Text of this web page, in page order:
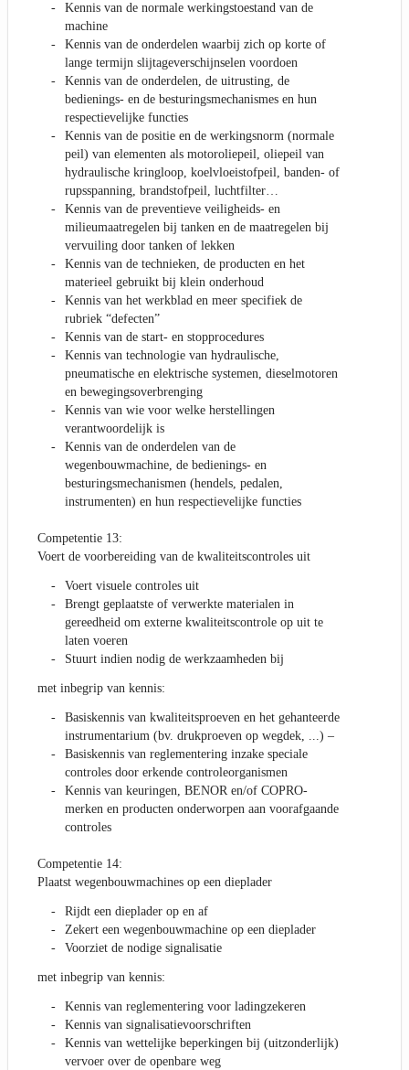
Kennis van de normale werkingstoestand van de
machine
Kennis van de onderdelen waarbij zich op korte of
lange termijn slijtageverschijnselen voordoen
Kennis van de onderdelen, de uitrusting, de
bedienings- en de besturingsmechanismes en hun
respectievelijke functies
Kennis van de positie en de werkingsnorm (normale
peil) van elementen als motoroliepeil, oliepeil van
hydraulische kringloop, koelvloeistofpeil, banden- of
rupsspanning, brandstofpeil, luchtfilter…
Kennis van de preventieve veiligheids- en
milieumaatregelen bij tanken en de maatregelen bij
vervuiling door tanken of lekken
Kennis van de technieken, de producten en het
materieel gebruikt bij klein onderhoud
Kennis van het werkblad en meer specifiek de
rubriek “defecten”
Kennis van de start- en stopprocedures
Kennis van technologie van hydraulische,
pneumatische en elektrische systemen, dieselmotoren
en bewegingsoverbrenging
Kennis van wie voor welke herstellingen
verantwoordelijk is
Kennis van de onderdelen van de
wegenbouwmachine, de bedienings- en
besturingsmechanismen (hendels, pedalen,
instrumenten) en hun respectievelijke functies
Competentie 13:
Voert de voorbereiding van de kwaliteitscontroles uit
Voert visuele controles uit
Brengt geplaatste of verwerkte materialen in
gereedheid om externe kwaliteitscontrole op uit te
laten voeren
Stuurt indien nodig de werkzaamheden bij
met inbegrip van kennis:
Basiskennis van kwaliteitsproeven en het gehanteerde
instrumentarium (bv. drukproeven op wegdek, ...) –
Basiskennis van reglementering inzake speciale
controles door erkende controleorganismen
Kennis van keuringen, BENOR en/of COPRO-
merken en producten onderworpen aan voorafgaande
controles
Competentie 14:
Plaatst wegenbouwmachines op een dieplader
Rijdt een dieplader op en af
Zekert een wegenbouwmachine op een dieplader
Voorziet de nodige signalisatie
met inbegrip van kennis:
Kennis van reglementering voor ladingzekeren
Kennis van signalisatievoorschriften
Kennis van wettelijke beperkingen bij (uitzonderlijk)
vervoer over de openbare weg